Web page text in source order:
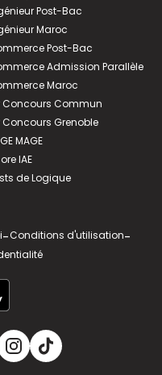
Post-Bac
Maroc
Post-Bac
Admission Parallèle
Maroc
Concours Commun
Concours Grenoble
MAGE
IAE
de Logique
-Conditions d'utilisation-